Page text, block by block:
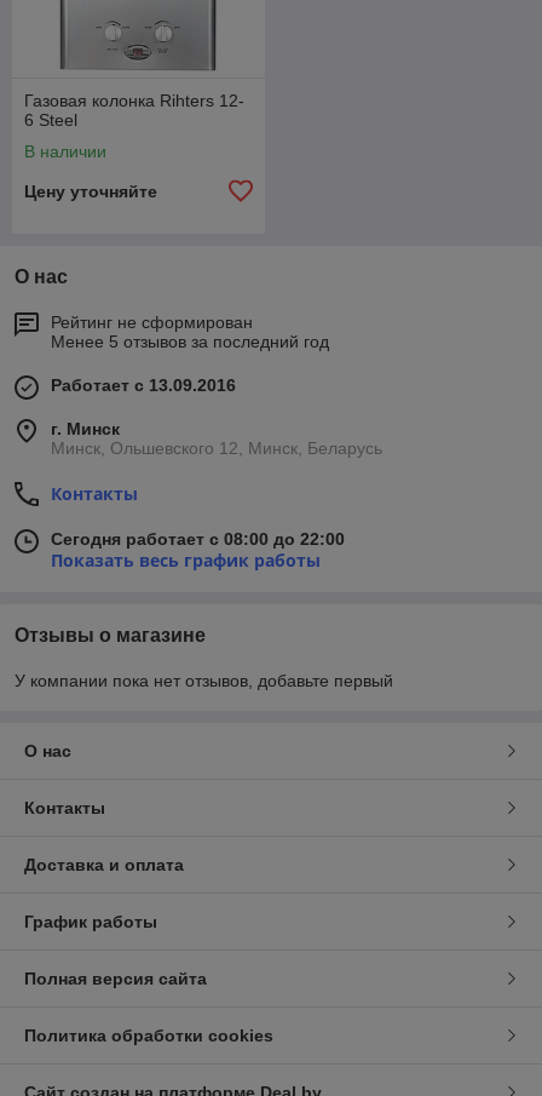
Газовая колонка Rihters 12-
6 Steel
В наличии
Цену уточняйте
О нас
Рейтинг не сформирован
Менее 5 отзывов за последний год
Работает с 13.09.2016
г. Минск
Минск, Ольшевского 12, Минск, Беларусь
Контакты
Сегодня работает с 08:00 до 22:00
Показать весь график работы
Отзывы о магазине
У компании пока нет отзывов, добавьте первый
О нас
Контакты
Доставка и оплата
График работы
Полная версия сайта
Политика обработки cookies